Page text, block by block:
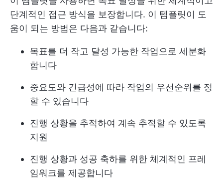
단계적인 접근 방식을 보장합니다. 이 템플릿이 도
움이 되는 방법은 다음과 같습니다:
목표를 더 작고 달성 가능한 작업으로 세분화
합니다
중요도와 긴급성에 따라 작업의 우선순위를 정
할 수 있습니다
진행 상황을 추적하여 계속 추적할 수 있도록
지원
진행 상황과 성공 축하를 위한 체계적인 프레
임워크를 제공합니다